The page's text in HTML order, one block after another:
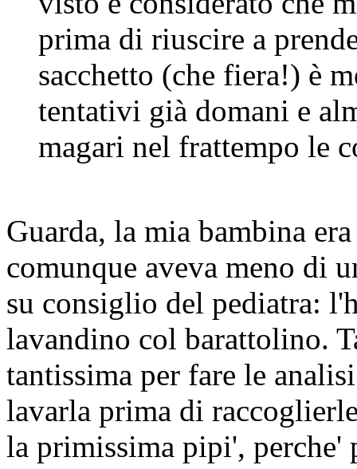
prima di riuscire a
sacchetto (che fiera!) è
tentativi già domani e
magari nel frattempo le
Guarda, la mia bambina
comunque aveva meno di
su consiglio del pediatra:
lavandino col barattolino.
tantissima per fare le
lavarla prima di
la primissima pipi', perche'